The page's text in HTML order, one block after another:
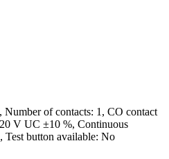
of contacts: 1, CO contact
V UC ±10 %, Continuous
Test button available: No